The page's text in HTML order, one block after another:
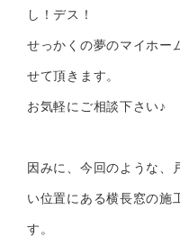
し！デス！
せっかくの夢のマイホー
せて頂きます。
お気軽にご相談下さい♪
因みに、今回のような、
い位置にある横長窓の施
す。